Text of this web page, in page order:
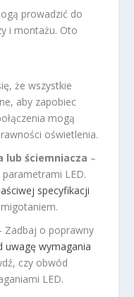
prowadzić do
i montażu. Oto
że wszystkie
aby zapobiec
mogą
oświetlenia.
lub ściemniacza –
LED.
specyfikacji
Zadbaj o poprawny
uwagę wymagania
czy obwód
LED.